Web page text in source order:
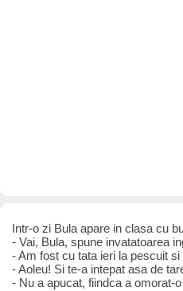
Intr-o zi Bula apare in clasa cu
- Vai, Bula, spune invatatoarea
- Am fost cu tata ieri la pescuit
- Aoleu! Si te-a intepat asa de
- Nu a apucat, fiindca a omorat-